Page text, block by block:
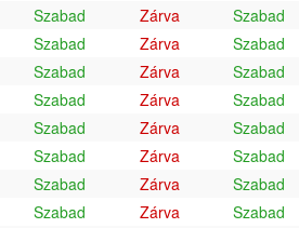
Szabad Zárva
Szabad
Szabad Zárva
Szabad
Szabad Zárva
Szabad
Szabad Zárva
Szabad
Szabad Zárva
Szabad
Szabad Zárva
Szabad
Szabad Zárva
Szabad
Szabad Zárva
Szabad